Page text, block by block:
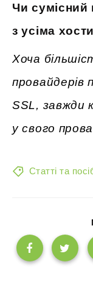
Чи сумісний
з усіма
Хоча
провайдерів
SSL, завжди
у свого
Статті та